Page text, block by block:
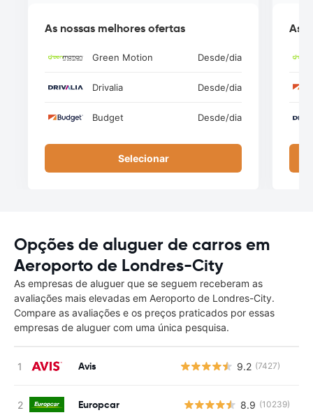
As nossas melhores ofertas
Green Motion Desde/dia
Drivalia Desde/dia
Budget Desde/dia
Selecionar
As
Opções de aluguer de carros em
Aeroporto de Londres-City
As empresas de aluguer que se seguem receberam as
avaliações mais elevadas em Aeroporto de Londres-City.
Compare as avaliações e os preços praticados por essas
empresas de aluguer com uma única pesquisa.
Avis 9.2 (7427)
Europcar 8.9 (10239)